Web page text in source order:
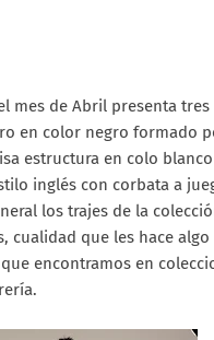
mes de Abril presenta
en color negro formado
estructura en colo
inglés con corbata a
los trajes de la
cualidad que les hace algo
encontramos en